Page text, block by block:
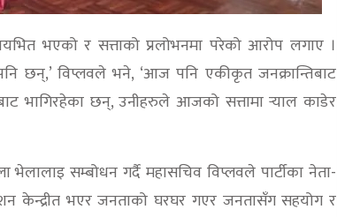
भएको र सत्ताको प्रलोभनमा परेको आरोप लगाए ।
छन्,’ विप्लवले भने, ‘आज पनि एकीकृत जनक्रान्तिबाट
भागिरहेका छन्, उनीहरुले आजको सत्तामा र्‍याल काडेर
सम्बोधन गर्दै महासचिव विप्लवले पार्टीका नेता-
केन्द्रीत भएर जनताको घरघर गएर जनतासँग सहयोग र